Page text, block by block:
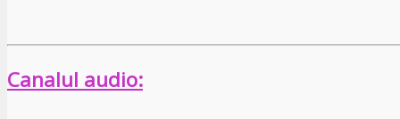
Canalul audio: